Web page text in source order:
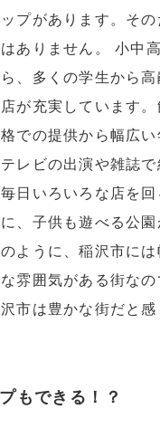
プがあります。そ
ありません。 小中
、多くの学生から
が充実しています。
での提供から幅広い
レビの出演や雑誌で
日いろいろな店を
、子供も遊べる公園
ように、稲沢市に
雰囲気がある街な
市は豊かな街だと感
もできる！？